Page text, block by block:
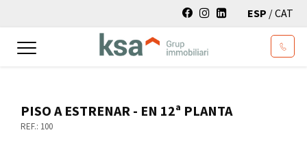
ESP /CAT
Toggle
PISO A ESTRENAR - EN 12ª PLANTA
REF.: 100